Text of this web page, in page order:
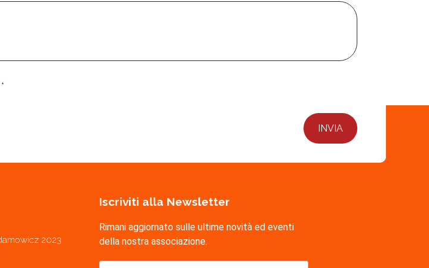
*
2023
Iscriviti alla Newsletter
Rimani aggiornato sulle ultime novità ed eventi
della nostra associazione.